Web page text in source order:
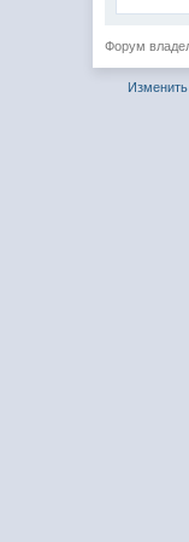
Форум